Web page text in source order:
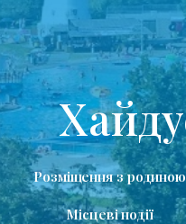
Розміщення з родиною
Місцеві події